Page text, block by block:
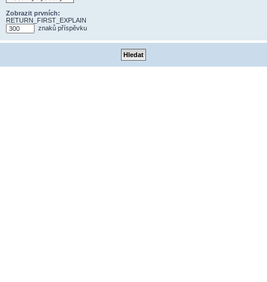
Zobrazit prvních:
RETURN_FIRST_EXPLAIN
znaků příspěvku